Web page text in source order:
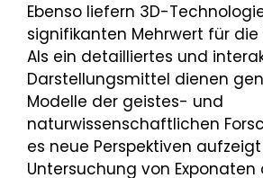
Ebenso liefern 3D-
signifikanten Mehrwert für
Als ein detailliertes und
Darstellungsmittel dienen
Modelle der geistes- und
naturwissenschaftlichen
es neue Perspektiven
Untersuchung von Exponaten